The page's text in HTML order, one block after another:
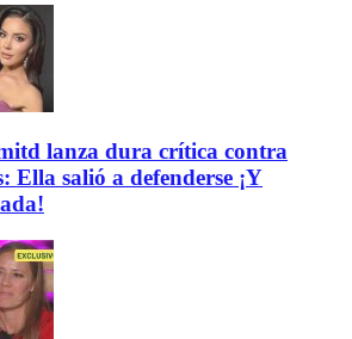
lanza dura crítica contra
Ella salió a defenderse ¡Y